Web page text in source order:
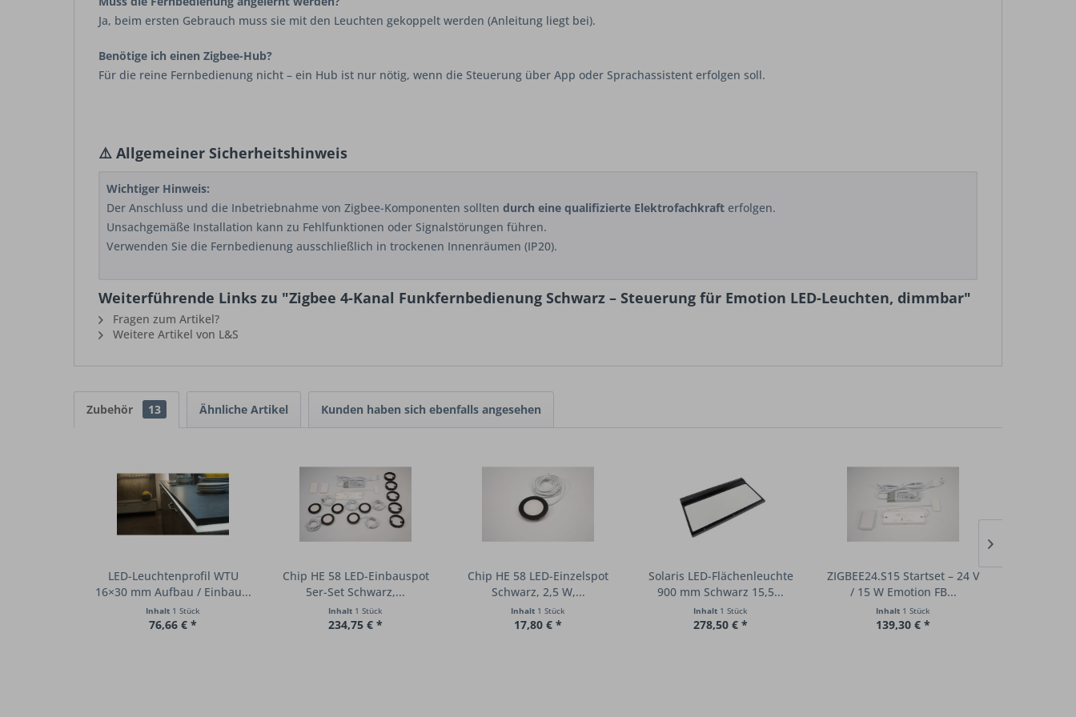
Ja, beim ersten Gebrauch muss sie mit den Leuchten gekoppelt werden (Anleitung liegt bei).
Benötige ich einen Zigbee-Hub?
Für die reine Fernbedienung nicht – ein Hub ist nur nötig, wenn die Steuerung über App oder Sprachassistent erfolgen soll.
⚠️ Allgemeiner Sicherheitshinweis
Wichtiger Hinweis:
Der Anschluss und die Inbetriebnahme von Zigbee-Komponenten sollten durch eine qualifizierte Elektrofachkraft erfolgen.
Unsachgemäße Installation kann zu Fehlfunktionen oder Signalstörungen führen.
Verwenden Sie die Fernbedienung ausschließlich in trockenen Innenräumen (IP20).
Weiterführende Links zu "Zigbee 4-Kanal Funkfernbedienung Schwarz – Steuerung für Emotion LED-Leuchten, dimmbar"
Fragen zum Artikel?
Weitere Artikel von L&S
Zubehör 13 Ähnliche Artikel Kunden haben sich ebenfalls angesehen
LED-Leuchtenprofil WTU
16×30 mm Aufbau / Einbau...
Inhalt 1 Stück
76,66 € *
Chip HE 58 LED-Einbauspot
5er-Set Schwarz,...
Inhalt 1 Stück
234,75 € *
Chip HE 58 LED-Einzelspot
Schwarz, 2,5 W,...
Inhalt 1 Stück
17,80 € *
Solaris LED-Flächenleuchte
900 mm Schwarz 15,5...
Inhalt 1 Stück
278,50 € *
ZIGBEE24.S15 Startset – 24 V
/ 15 W Emotion FB...
Inhalt 1 Stück
139,30 € *